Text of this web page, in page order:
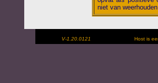
niet van
V-1.20.0121 Host is